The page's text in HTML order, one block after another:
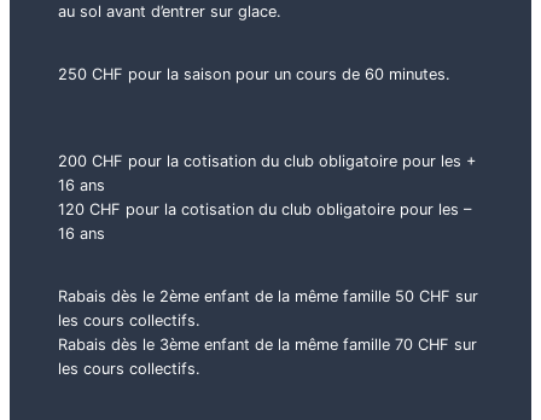
au sol avant d’entrer sur glace.
250 CHF pour la saison pour un cours de 60 minutes.
200 CHF pour la cotisation du club obligatoire pour les +
16 ans
120 CHF pour la cotisation du club obligatoire pour les –
16 ans
Rabais dès le 2ème enfant de la même famille 50 CHF sur
les cours collectifs.
Rabais dès le 3ème enfant de la même famille 70 CHF sur
les cours collectifs.